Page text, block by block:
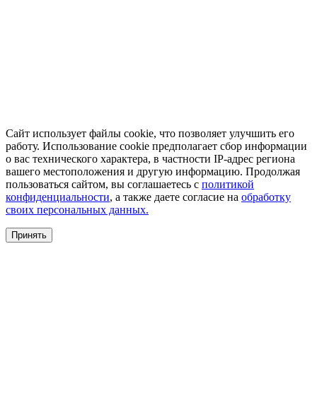
Сайт использует файлы cookie, что позволяет улучшить его
работу. Использование cookie предполагает сбор информации
о вас технического характера, в частности IP-адрес региона
вашего местоположения и другую информацию. Продолжая
пользоваться сайтом, вы соглашаетесь с политикой
конфиденциальности, а также даете согласие на обработку
своих персональных данных.
Принять